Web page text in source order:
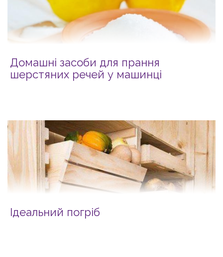
Домашні засоби для прання
шерстяних речей у машинці
Ідеальний погріб